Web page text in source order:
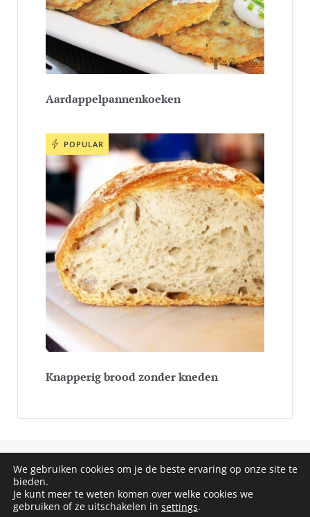
Aardappelpannenkoeken
POPULAR
Knapperig brood zonder kneden
COPYRIGHT © 2020 - 2026 SOS RECEPTEN. ALL RIGHTS
RESERVED
We gebruiken cookies om je de beste ervaring op onze site te
bieden.
Je kunt meer te weten komen over welke cookies we
gebruiken of ze uitschakelen in settings.